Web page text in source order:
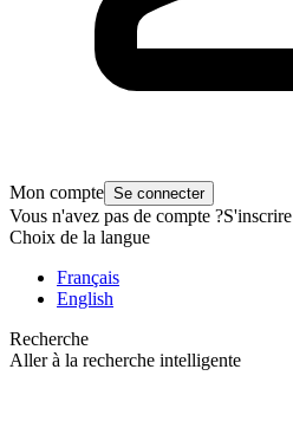
Mon compte Se connecter
Vous n'avez pas de compte ?S'inscrire
Choix de la langue
Français
English
Recherche
Aller à la recherche intelligente